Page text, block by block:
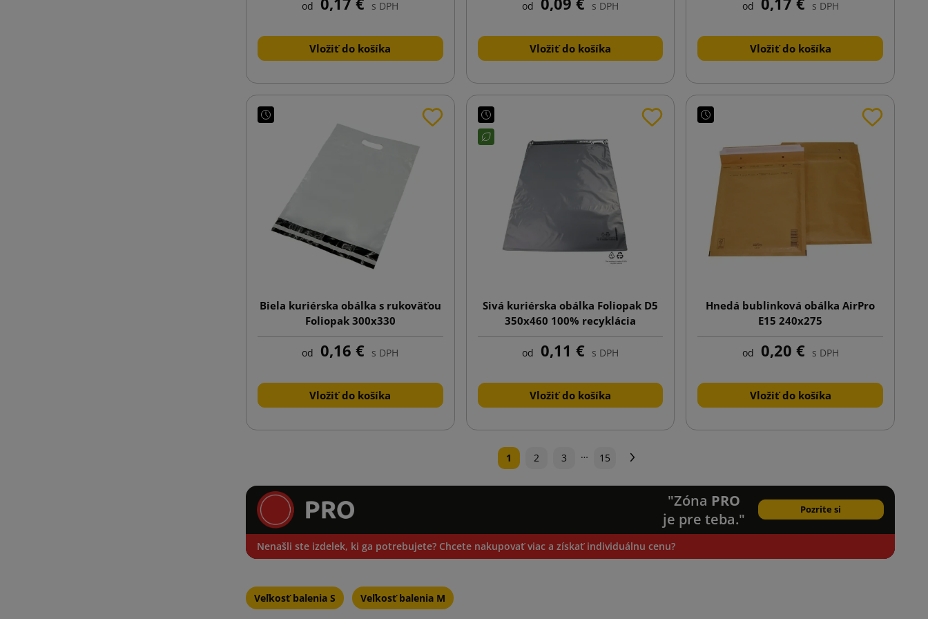
od s DPH
Vložiť do košíka
od s DPH
Vložiť do košíka
od s DPH
Vložiť do košíka
Biela kuriérska obálka s rukoväťou
Foliopak 300x330
od 0,16 € s DPH
Vložiť do košíka
Sivá kuriérska obálka Foliopak D5
350x460 100% recyklácia
od 0,11 € s DPH
Vložiť do košíka
Hnedá bublinková obálka AirPro
E15 240x275
od 0,20 € s DPH
Vložiť do košíka
1 2 3 … 15
"Zóna PRO
je pre teba."
Pozrite si
Nenašli ste izdelek, ki ga potrebujete? Chcete nakupovať viac a získať individuálnu cenu?
Veľkosť balenia S Veľkosť balenia M